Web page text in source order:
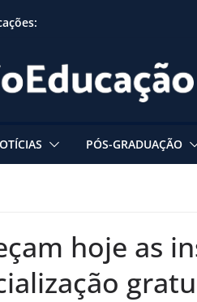
PÓS-GRADUAÇÃO
hoje as